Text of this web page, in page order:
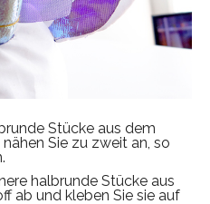
Stücke aus dem
Sie zu zweit an, so
halbrunde Stücke aus
ab und kleben Sie sie auf